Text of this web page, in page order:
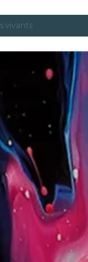
vivants
et villes